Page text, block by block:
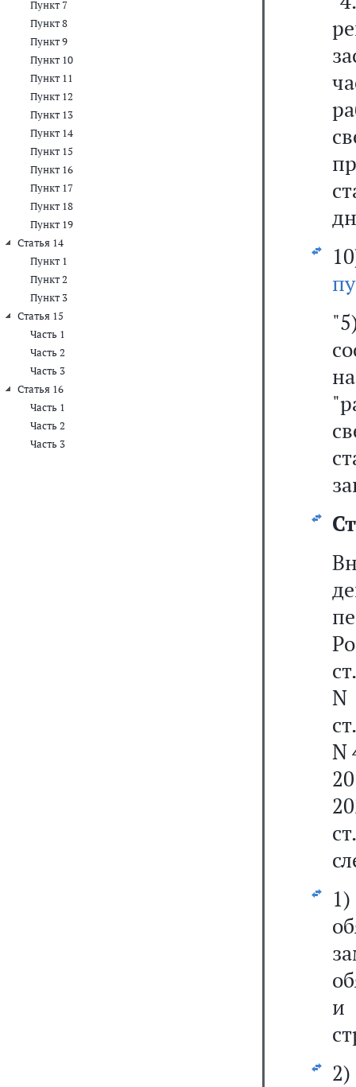
Пункт 7
Пункт 8
Пункт 9
Пункт 10
Пункт 11
Пункт 12
Пункт 13
Пункт 14
Пункт 15
Пункт 16
Пункт 17
Пункт 18
Пункт 19
Статья 14
Пункт 1
Пункт 2
Пункт 3
Статья 15
Часть 1
Часть 2
Часть 3
Статья 16
Часть 1
Часть 2
Часть 3
N
N
и